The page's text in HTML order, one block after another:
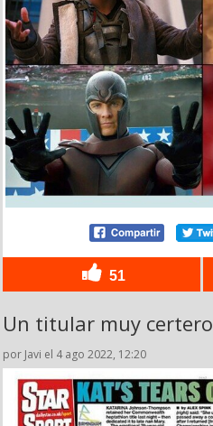
51
Un titular muy certero
por Javi el 4 ago 2022, 12:20